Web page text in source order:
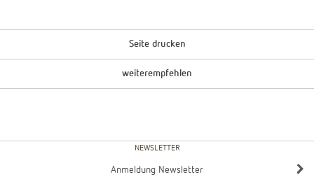
Seite drucken
weiterempfehlen
NEWSLETTER
Anmeldung Newsletter